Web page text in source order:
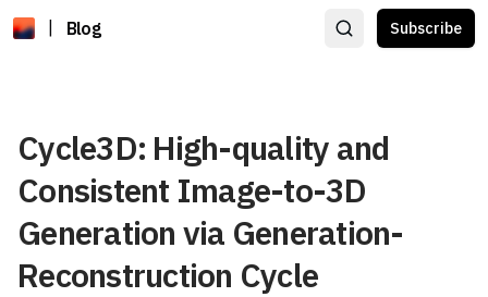
Blog Subscribe
Cycle3D: High-quality and
Consistent Image-to-3D
Generation via Generation-
Reconstruction Cycle